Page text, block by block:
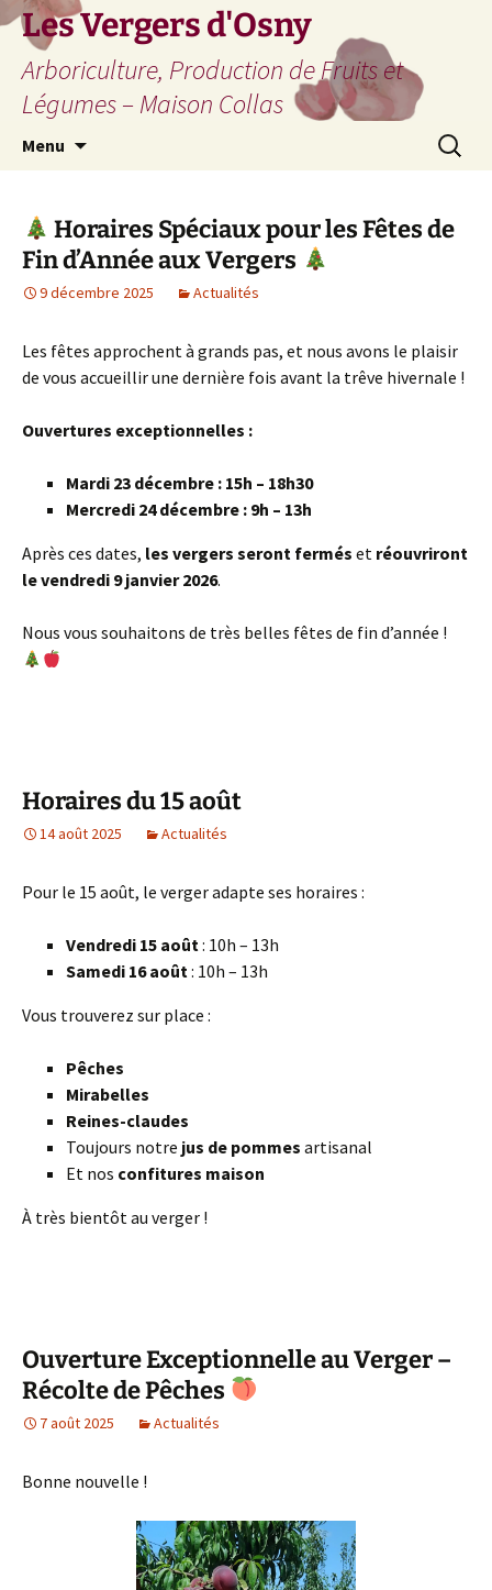
Les Vergers d'Osny
Arboriculture, Production de Fruits et
Légumes – Maison Collas
Menu
Horaires Spéciaux pour les Fêtes de
Fin d’Année aux Vergers
9 décembre 2025 Actualités
Les fêtes approchent à grands pas, et nous avons le plaisir
de vous accueillir une dernière fois avant la trêve hivernale !
Ouvertures exceptionnelles :
Mardi 23 décembre : 15h – 18h30
Mercredi 24 décembre : 9h – 13h
Après ces dates, les vergers seront fermés et réouvriront
le vendredi 9 janvier 2026.
Nous vous souhaitons de très belles fêtes de fin d’année !
Horaires du 15 août
14 août 2025 Actualités
Pour le 15 août, le verger adapte ses horaires :
Vendredi 15 août: 10h – 13h
Samedi 16 août: 10h – 13h
Vous trouverez sur place :
Pêches
Mirabelles
Reines-claudes
Toujours notre jus de pommes artisanal
Et nos confitures maison
À très bientôt au verger !
Ouverture Exceptionnelle au Verger –
Récolte de Pêches
7 août 2025 Actualités
Bonne nouvelle !